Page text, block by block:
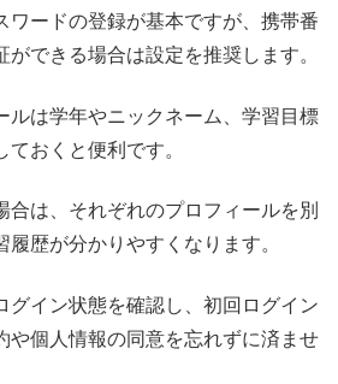
ワードの登録が基本ですが、携帯番
できる場合は設定を推奨します。
ルは学年やニックネーム、学習目標
おくと便利です。
合は、それぞれのプロフィールを別
歴が分かりやすくなります。
グイン状態を確認し、初回ログイン
や個人情報の同意を忘れずに済ませ